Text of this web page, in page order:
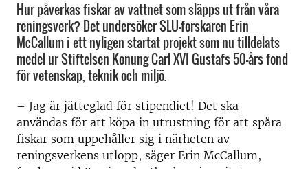
Hur påverkas fiskar av vattnet som släpps ut från våra
reningsverk? Det undersöker SLU-forskaren Erin
McCallum i ett nyligen startat projekt som nu tilldelats
medel ur Stiftelsen Konung Carl XVI Gustafs 50-års fond
för vetenskap, teknik och miljö.
– Jag är jätteglad för stipendiet! Det ska
användas för att köpa in utrustning för att spåra
fiskar som uppehåller sig i närheten av
reningsverkens utlopp, säger Erin McCallum,